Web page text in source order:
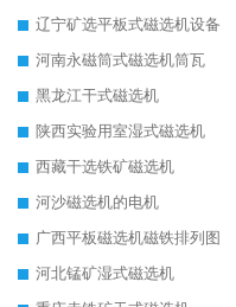
辽宁矿选平板式磁选机设备
河南永磁筒式磁选机筒瓦
黑龙江干式磁选机
陕西实验用室湿式磁选机
西藏干选铁矿磁选机
河沙磁选机的电机
广西平板磁选机磁铁排列图
河北锰矿湿式磁选机